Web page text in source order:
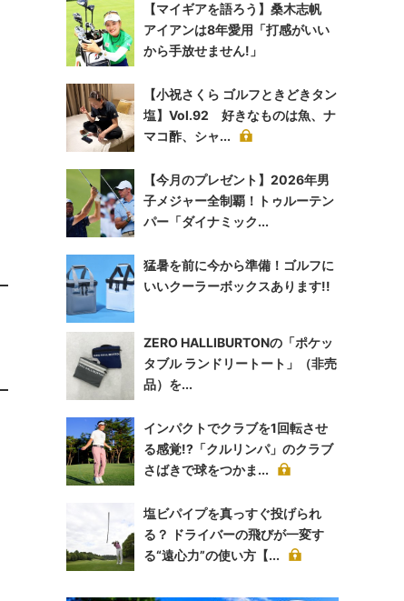
【マイギアを語ろう】桑木志帆
アイアンは8年愛用「打感がいい
から手放せません!」
【小祝さくら ゴルフときどきタン
塩】Vol.92 好きなものは魚、ナ
マコ酢、シャ...
【今月のプレゼント】2026年男
子メジャー全制覇！トゥルーテン
パー「ダイナミック...
猛暑を前に今から準備！ゴルフに
いいクーラーボックスあります!!
ZERO HALLIBURTONの「ポケッ
タブル ランドリートート」（非売
品）を...
インパクトでクラブを1回転させ
る感覚!?「クルリンパ」のクラブ
さばきで球をつかま...
塩ビパイプを真っすぐ投げられ
る？ ドライバーの飛びが一変す
る“遠心力”の使い方【...